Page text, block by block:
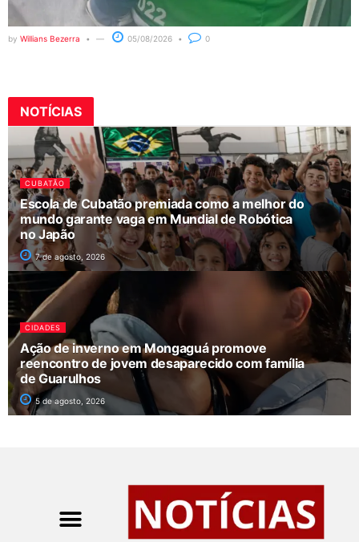
by Willians Bezerra 05/08/2026 0
NOTÍCIAS
CUBATÃO
Escola de Cubatão premiada como a melhor do
mundo garante vaga em Mundial de Robótica
no Japão
7 de agosto, 2026
CIDADES
Ação de inverno em Mongaguá promove
reencontro de jovem desaparecido com família
de Guarulhos
5 de agosto, 2026